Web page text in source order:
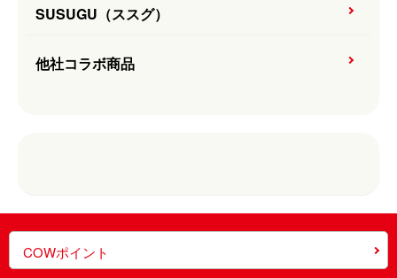
SUSUGU（ススグ）
他社コラボ商品
COWポイント